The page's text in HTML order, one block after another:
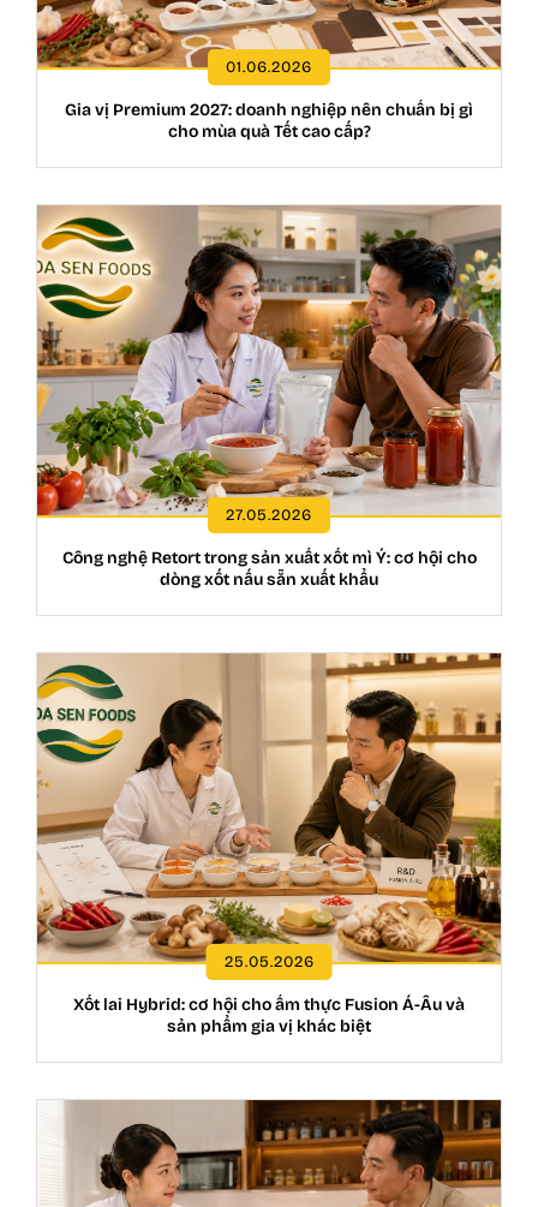
01.06.2026
Gia vị Premium 2027: doanh nghiệp nên chuẩn bị gì
cho mùa quà Tết cao cấp?
27.05.2026
Công nghệ Retort trong sản xuất xốt mì Ý: cơ hội cho
dòng xốt nấu sẵn xuất khẩu
25.05.2026
Xốt lai Hybrid: cơ hội cho ẩm thực Fusion Á-Âu và
sản phẩm gia vị khác biệt